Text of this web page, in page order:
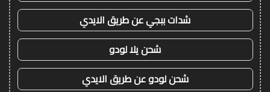
شدات ببجي عن طريق الايدي
شحن يلا لودو
شحن لودو عن طريق الايدي